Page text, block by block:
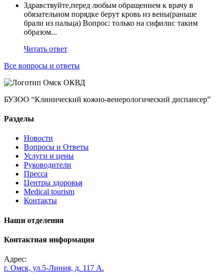
Здравствуйте,перед любым обращением к врачу в
обязательном порядке берут кровь из вены(раньше
брали из пальца) Вопрос: только на сифилис таким
образом...
Читать ответ
Все вопросы и ответы
БУЗОО “Клинический кожно-венерологический диспансер”
Разделы
Новости
Вопросы и Ответы
Услуги и цены
Руководители
Пресса
Центры здоровья
Medical tourism
Контакты
Наши отделения
Контактная информация
Адрес:
г. Омск, ул.5-Линия, д. 117 А.